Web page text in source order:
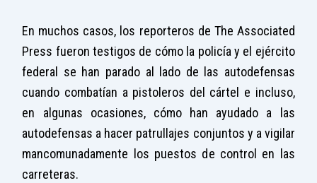
En muchos casos, los reporteros de The Associated
Press fueron testigos de cómo la policía y el ejército
federal se han parado al lado de las autodefensas
cuando combatían a pistoleros del cártel e incluso,
en algunas ocasiones, cómo han ayudado a las
autodefensas a hacer patrullajes conjuntos y a vigilar
mancomunadamente los puestos de control en las
carreteras.